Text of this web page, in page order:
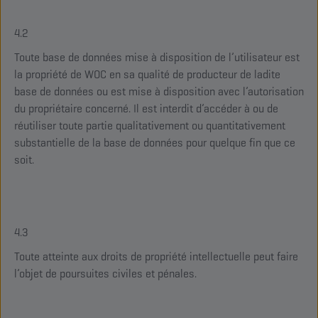
4.2
Toute base de données mise à disposition de l’utilisateur est
la propriété de WOC en sa qualité de producteur de ladite
base de données ou est mise à disposition avec l’autorisation
du propriétaire concerné. Il est interdit d’accéder à ou de
réutiliser toute partie qualitativement ou quantitativement
substantielle de la base de données pour quelque fin que ce
soit.
4.3
Toute atteinte aux droits de propriété intellectuelle peut faire
l’objet de poursuites civiles et pénales.